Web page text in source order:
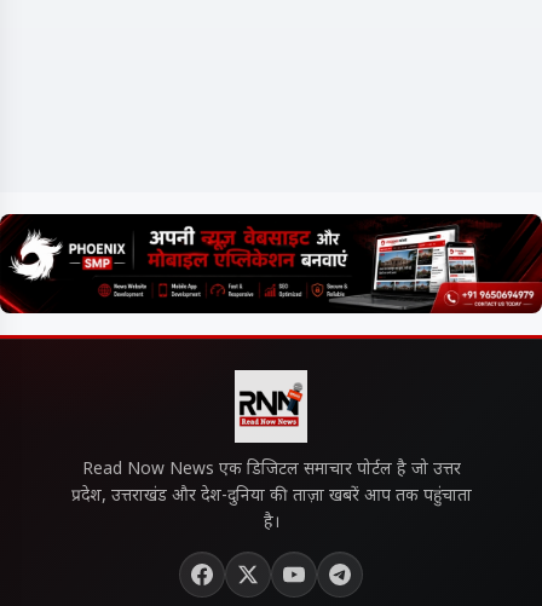
Read Now News एक डिजिटल समाचार पोर्टल है जो उत्तर
प्रदेश, उत्तराखंड और देश-दुनिया की ताज़ा खबरें आप तक पहुंचाता
है।